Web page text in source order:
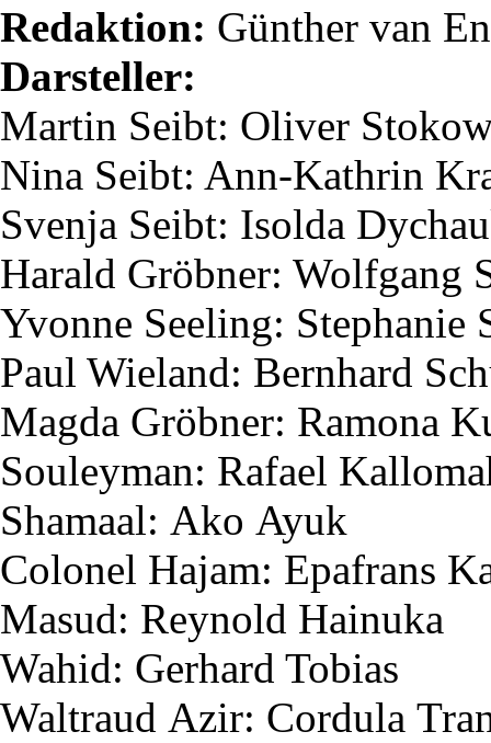
Redaktion: Günther van
Darsteller:
Martin Seibt: Oliver
Nina Seibt: Ann-Kathrin
Svenja Seibt: Isolda
Harald Gröbner: Wolfgang
Yvonne Seeling: Stephanie
Paul Wieland: Bernhard
Magda Gröbner: Ramona
Souleyman: Rafael
Shamaal: Ako Ayuk
Colonel Hajam: Epafrans
Masud: Reynold Hainuka
Wahid: Gerhard Tobias
Waltraud Azir: Cordula